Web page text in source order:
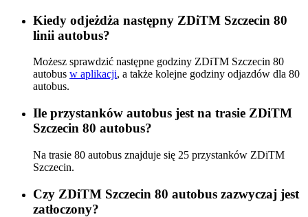
Kiedy odjeżdża następny ZDiTM Szczecin 80
linii autobus?
Możesz sprawdzić następne godziny ZDiTM Szczecin 80
autobus w aplikacji, a także kolejne godziny odjazdów dla 80
autobus.
Ile przystanków autobus jest na trasie ZDiTM
Szczecin 80 autobus?
Na trasie 80 autobus znajduje się 25 przystanków ZDiTM
Szczecin.
Czy ZDiTM Szczecin 80 autobus zazwyczaj jest
zatłoczony?